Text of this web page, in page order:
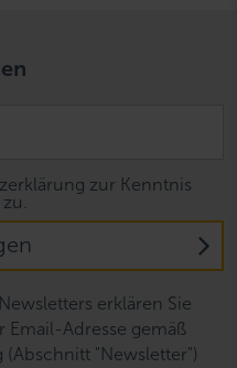
zur Kenntnis
erklären Sie
Adresse gemäß
(Abschnitt "Newsletter")